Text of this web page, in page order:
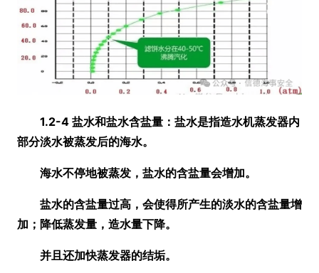
1.2-4 盐水和盐水含盐量：盐水是指造水机蒸发器内
部分淡水被蒸发后的海水。
海水不停地被蒸发，盐水的含盐量会增加。
盐水的含盐量过高，会使得所产生的淡水的含盐量增
加；降低蒸发量，造水量下降。
并且还加快蒸发器的结垢。